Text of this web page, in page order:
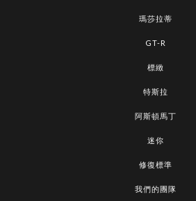
瑪莎拉蒂
GT-R
標緻
特斯拉
阿斯頓馬丁
迷你
修復標準
我們的團隊